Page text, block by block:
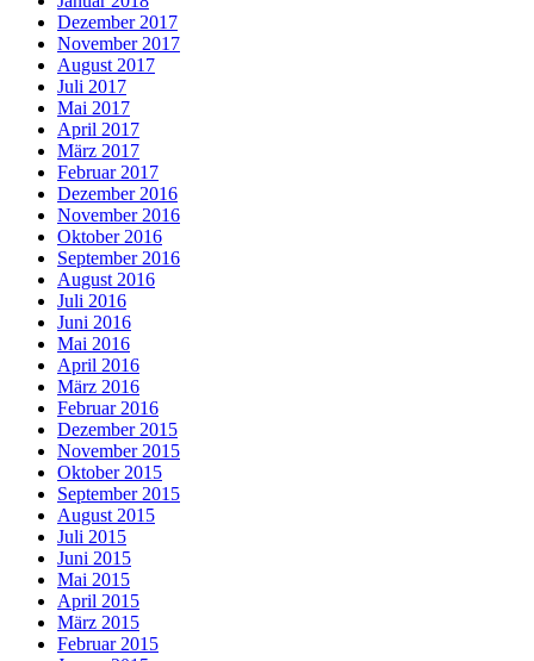
Dezember 2017
November 2017
August 2017
Juli 2017
Mai 2017
April 2017
März 2017
Februar 2017
Dezember 2016
November 2016
Oktober 2016
September 2016
August 2016
Juli 2016
Juni 2016
Mai 2016
April 2016
März 2016
Februar 2016
Dezember 2015
November 2015
Oktober 2015
September 2015
August 2015
Juli 2015
Juni 2015
Mai 2015
April 2015
März 2015
Februar 2015